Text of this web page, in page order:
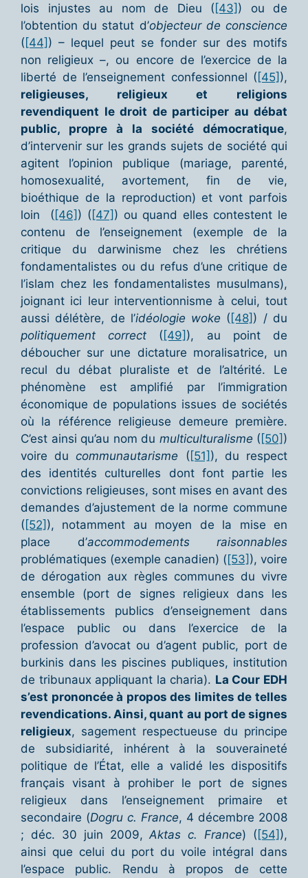
lois injustes au nom de Dieu ([43] ) ou de
l’obtention du statut d’objecteur de conscience
([44] ) – lequel peut se fonder sur des motifs
non religieux –, ou encore de l’exercice de la
liberté de l’enseignement confessionnel ([45] ),
religieuses, religieux et religions
revendiquent le droit de participer au débat
public, propre à la société démocratique,
d’intervenir sur les grands sujets de société qui
agitent l’opinion publique (mariage, parenté,
homosexualité, avortement, fin de vie,
bioéthique de la reproduction) et vont parfois
loin ([46] ) ([47] ) ou quand elles contestent le
contenu de l’enseignement (exemple de la
critique du darwinisme chez les chrétiens
fondamentalistes ou du refus d’une critique de
l’islam chez les fondamentalistes musulmans),
joignant ici leur interventionnisme à celui, tout
aussi délétère, de l’idéologie woke ([48] ) / du
politiquement correct ([49] ), au point de
déboucher sur une dictature moralisatrice, un
recul du débat pluraliste et de l’altérité. Le
phénomène est amplifié par l’immigration
économique de populations issues de sociétés
où la référence religieuse demeure première.
C’est ainsi qu’au nom du multiculturalisme ([50] )
voire ducommunautarisme ([51] ), du respect
des identités culturelles dont font partie les
convictions religieuses, sont mises en avant des
demandes d’ajustement de la norme commune
([52] ), notamment au moyen de la mise en
place d’accommodements raisonnables
problématiques (exemple canadien) ([53] ), voire
de dérogation aux règles communes du vivre
ensemble (port de signes religieux dans les
établissements publics d’enseignement dans
l’espace public ou dans l’exercice de la
profession d’avocat ou d’agent public, port de
burkinis dans les piscines publiques, institution
de tribunaux appliquant la charia). La Cour EDH
s’est prononcée à propos des limites de telles
revendications. Ainsi, quant au port de signes
religieux, sagement respectueuse du principe
de subsidiarité, inhérent à la souveraineté
politique de l’État, elle a validé les dispositifs
français visant à prohiber le port de signes
religieux dans l’enseignement primaire et
secondaire (Dogru c. France, 4 décembre 2008
; déc. 30 juin 2009,Aktas c. France) ([54] ),
ainsi que celui du port du voile intégral dans
l’espace public. Rendu à propos de cette